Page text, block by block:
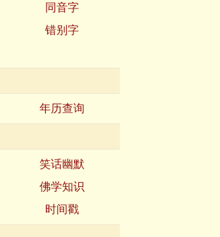
同音字
错别字
年历查询
笑话幽默
佛学知识
时间戳